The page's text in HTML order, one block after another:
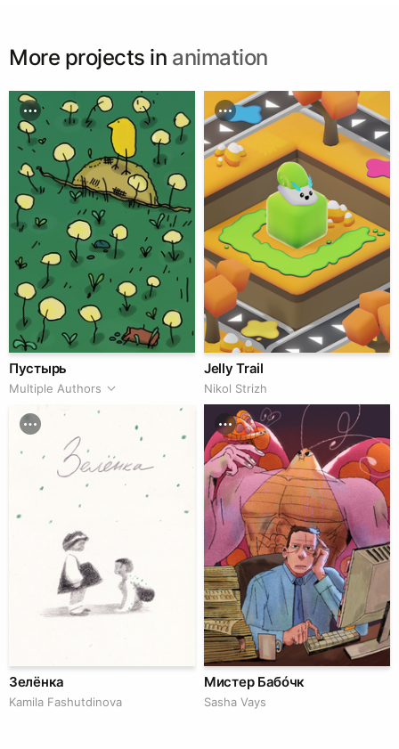
More projects in animation
Пустырь
Multiple Authors
Jelly Trail
Nikol Strizh
Зелёнка
Kamila Fashutdinova
Мистер Бабóчк
Sasha Vays